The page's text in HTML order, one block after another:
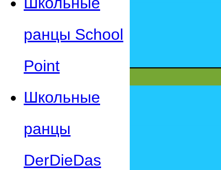
ранцы School
Point
Школьные
ранцы
DerDieDas